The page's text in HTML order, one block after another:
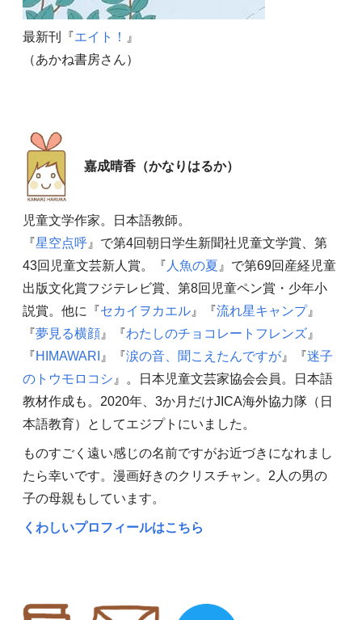
最新刊『エイト！
』
（あかね書房さん）
嘉成晴香（かなりはるか）
児童文学作家。日本語教師。
『星空点呼』で第4回朝日学生新聞社児童文学賞、第
43回児童文芸新人賞。『 人魚の夏 』で第69回産経児童
出版文化賞フジテレビ賞、第8回児童ペン賞・少年小
説賞。他に『セカイヲカエル』『流れ星キャンプ』
『夢見る横顔』『わたしのチョコレートフレンズ』
『HIMAWARI 』『涙の音、聞こえたんですが』『迷子
のトウモロコシ 』。日本児童文芸家協会会員。日本語
教材作成も。2020年、3か月だけJICA海外協力隊（日
本語教育）としてエジプトにいました。
ものすごく遠い感じの名前ですがお近づきになれまし
たら幸いです。漫画好きのクリスチャン。2人の男の
子の母親もしています。
くわしいプロフィールはこちら